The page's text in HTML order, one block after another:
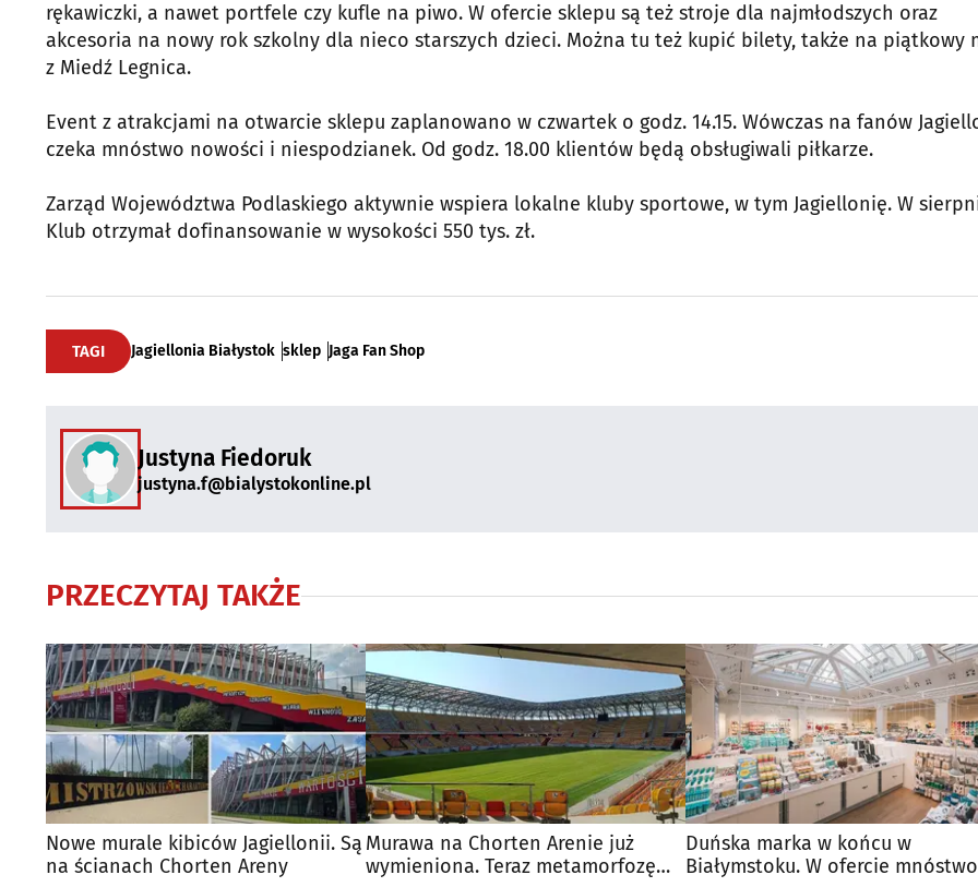
rękawiczki, a nawet portfele czy kufle na piwo. W ofercie sklepu są też stroje dla najmłodszych oraz
akcesoria na nowy rok szkolny dla nieco starszych dzieci. Można tu też kupić bilety, także na piątkowy
z Miedź Legnica.
Event z atrakcjami na otwarcie sklepu zaplanowano w czwartek o godz. 14.15. Wówczas na fanów
czeka mnóstwo nowości i niespodzianek. Od godz. 18.00 klientów będą obsługiwali piłkarze.
Zarząd Województwa Podlaskiego aktywnie wspiera lokalne kluby sportowe, w tym Jagiellonię. W
Klub otrzymał dofinansowanie w wysokości 550 tys. zł.
TAGI Jagiellonia Białystok sklep Jaga Fan Shop
Justyna Fiedoruk
justyna.f@bialystokonline.pl
PRZECZYTAJ TAKŻE
Nowe murale kibiców Jagiellonii. Są
na ścianach Chorten Areny
Murawa na Chorten Arenie już
wymieniona. Teraz metamorfozę
Duńska marka w końcu w
Białymstoku. W ofercie mnóstwo